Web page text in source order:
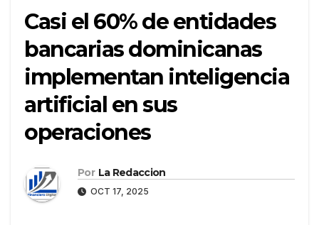
Casi el 60% de entidades
bancarias dominicanas
implementan inteligencia
artificial en sus
operaciones
Por La Redaccion
OCT 17, 2025